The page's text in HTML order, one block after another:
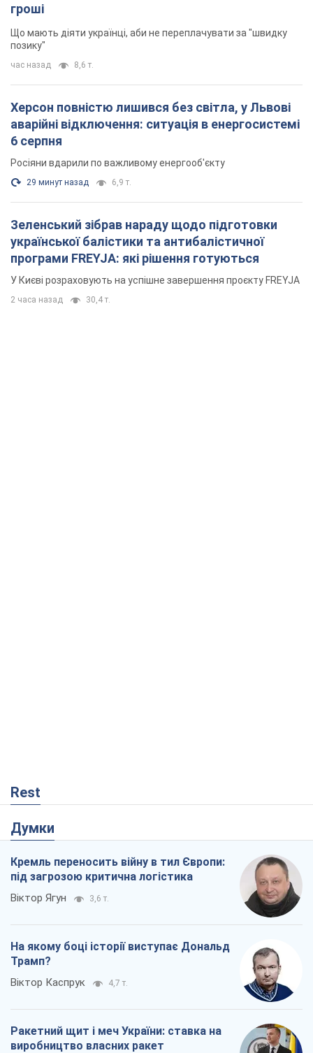
гроші
Що мають діяти українці, аби не переплачувати за "швидку
позику"
час назад 8,6 т.
Херсон повністю лишився без світла, у Львові
аварійні відключення: ситуація в енергосистемі
6 серпня
Росіяни вдарили по важливому енергооб'єкту
29 минут назад 6,9 т.
Зеленський зібрав нараду щодо підготовки
української балістики та антибалістичної
програми FREYJA: які рішення готуються
У Києві розраховують на успішне завершення проєкту FREYJA
2 часа назад 30,4 т.
Rest
Думки
Кремль переносить війну в тил Європи:
під загрозою критична логістика
Віктор Ягун 3,6 т.
На якому боці історії виступає Дональд
Трамп?
Віктор Каспрук 4,7 т.
Ракетний щит і меч України: ставка на
виробництво власних ракет